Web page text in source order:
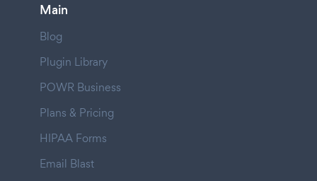
Main
Blog
Plugin Library
POWR Business
Plans & Pricing
HIPAA Forms
Email Blast